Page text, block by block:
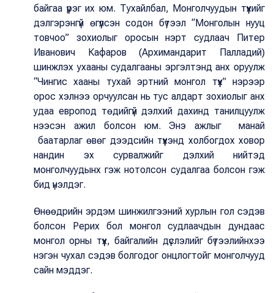
байгаа үүрэг их юм. Тухайлбал, Монголчуудын түүхийг
дэлгэрэнгүй өгүүлсэн содон бүтээл “Монголын нууц
товчоо” зохиолыг оросын нэрт судлаач Питер
Иванович Кафаров (Архимандарит Палладий)
шинжлэх ухааны судалгааны эргэлтэнд анх оруулж
“Чингис хааны тухай эртний монгол түүх” нэрээр
орос хэлнээ орчуулсан нь тус алдарт зохиолыг анх
удаа европод төдийгүй дэлхий дахинд танилцуулж
нээсэн ажил болсон юм. Энэ ажлыг манай
баатарлаг өвөг дээдсийн түүхэнд холбогдох ховор
нандин эх сурвалжийг дэлхий нийтэд
монголчуудынх гэж нотолсон судалгаа болсон гэж
бид үнэлдэг.
Өнөөдрийн эрдэм шинжилгээний хурлын гол сэдэв
болсон Рерих бол монгол судлаачдын дундаас
монгол орны түүх, байгалийн дүслэлийг бүтээлийнхээ
нэгэн чухал сэдэв болгодог онцлогтойг монголчууд
сайн мэддэг.